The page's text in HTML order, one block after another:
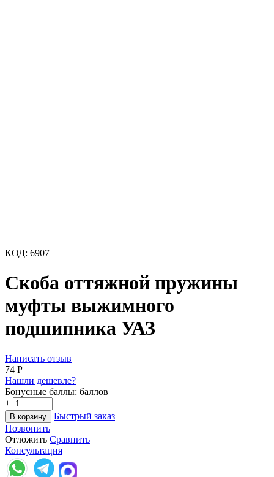
КОД: 6907
Скоба оттяжной пружины
муфты выжимного
подшипника УАЗ
Написать отзыв
‍74‍ Р
Нашли дешевле?
Бонусные баллы: баллов
+
−
В корзину
Быстрый заказ
Позвонить
Отложить Сравнить
Консультация